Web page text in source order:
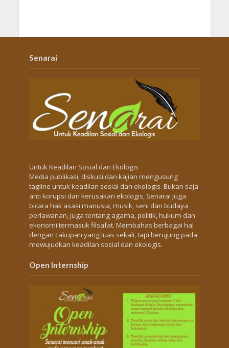
Senarai
Untuk Keadilan Sosial dan Ekologis
Media publikasi, diskusi dan kajian mengusung
tagline untuk keadilan sosial dan ekologis. Bukan saja
anti korupsi dan kerusakan ekologis, Senarai juga
bicara hak asasi manusia, musik, seni dan budaya
perlawanan, juga tentang agama, politik, hukum dan
ekonomi termasuk filsafat. Membahas berbagai hal
dengan cakupan yang luas sekali, tapi berujung pada
mewujudkan keadilan sosial dan ekologis.
Open Internship